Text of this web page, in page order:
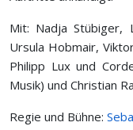
Mit: Nadja Stübiger,
Ursula Hobmair,
Philipp Lux und
Musik) und Christian
Regie und Bühne: